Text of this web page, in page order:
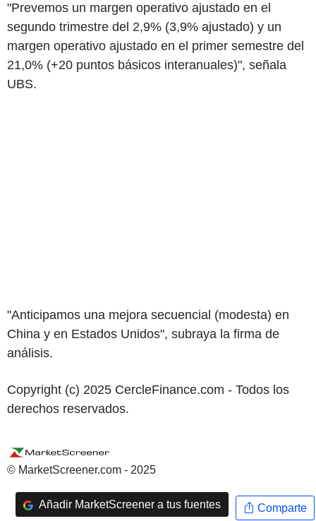
"Prevemos un margen operativo ajustado en el
segundo trimestre del 2,9% (3,9% ajustado) y un
margen operativo ajustado en el primer semestre del
21,0% (+20 puntos básicos interanuales)", señala
UBS.
"Anticipamos una mejora secuencial (modesta) en
China y en Estados Unidos", subraya la firma de
análisis.
Copyright (c) 2025 CercleFinance.com - Todos los
derechos reservados.
© MarketScreener.com - 2025
Añadir MarketScreener a tus fuentes Comparte